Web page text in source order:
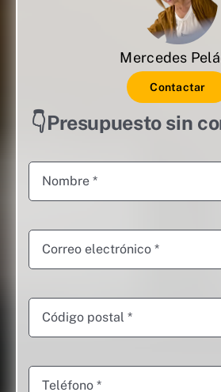
Mercedes
Contactar
👇Presupuesto sin